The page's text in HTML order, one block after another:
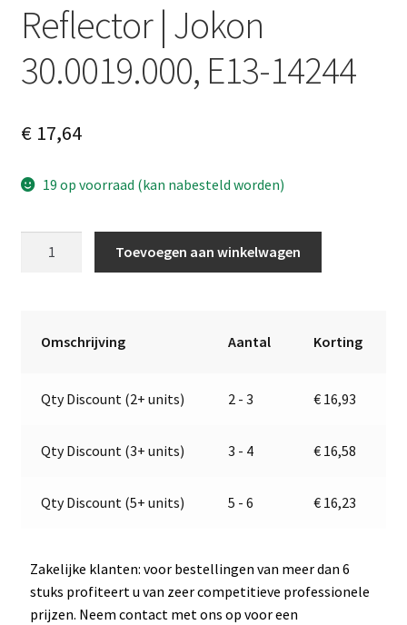
Reflector | Jokon
30.0019.000, E13-14244
€17,64
19 op voorraad (kan nabesteld worden)
Toevoegen aan winkelwagen
t
v
Omschrijving Aantal Korting
Qty Discount (2+ units) 2 - 3 € 16,93
Qty Discount (3+ units) 3 - 4 € 16,58
Qty Discount (5+ units) 5 - 6 € 16,23
Zakelijke klanten: voor bestellingen van meer dan 6
stuks profiteert u van zeer competitieve professionele
prijzen. Neem contact met ons op voor een